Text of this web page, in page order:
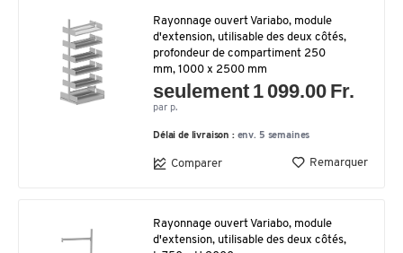
Rayonnage ouvert Variabo, module
d'extension, utilisable des deux côtés,
profondeur de compartiment 250
mm, 1000 x 2500 mm
seulement 1 099.00 Fr.
par p.
Délai de livraison : env. 5 semaines
Comparer Remarquer
Rayonnage ouvert Variabo, module
d'extension, utilisable des deux côtés,